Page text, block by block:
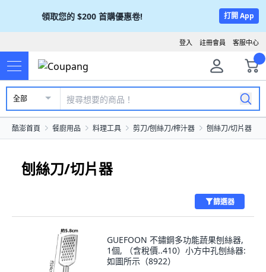
領取您的 $200 首購優惠卷! 打開 App
客服中心
註冊會員
登入
全部
酷澎首頁 餐廚用品 料理工具 剪刀/刨絲刀/榨汁器 刨絲刀/切片器
刨絲刀/切片器
篩選器
GUEFOON 不鏽鋼多功能蔬果刨絲器,
1個, （含稅價..410）小方中孔刨絲器:
如圖所示（8922）